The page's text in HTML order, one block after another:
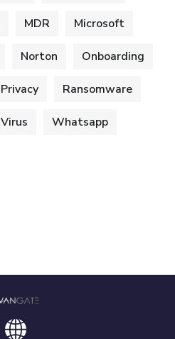
MDR Microsoft
Norton Onboarding
Privacy Ransomware
Virus Whatsapp